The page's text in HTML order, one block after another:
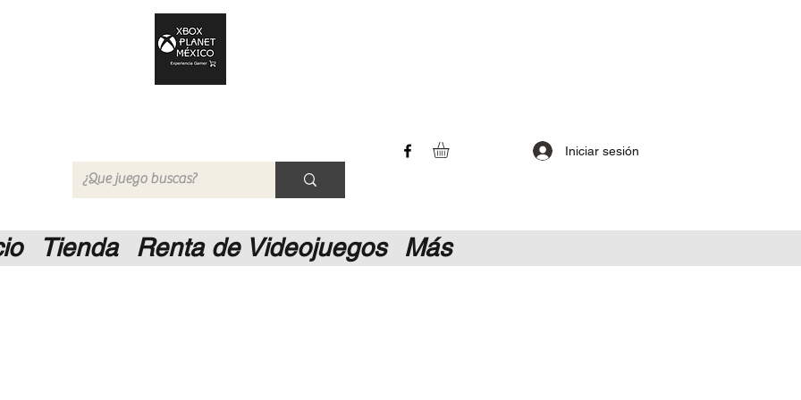
Iniciar sesión
Tienda Renta de Videojuegos Más